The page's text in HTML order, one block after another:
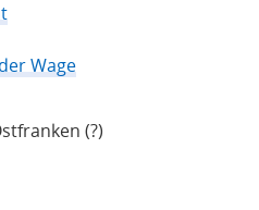
Wage
(?)